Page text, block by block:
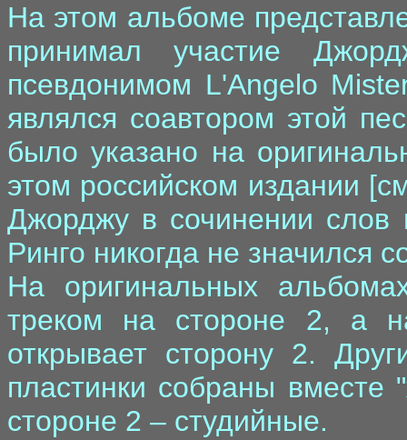
На этом альбоме
принимал участие
псевдонимом L'Angelo
являлся соавтором этой
было указано на
этом российском издании
Джорджу в сочинении
Ринго никогда не значился
На оригинальных
треком на стороне 2, а
открывает сторону 2.
пластинки собраны
стороне 2 – студийные.